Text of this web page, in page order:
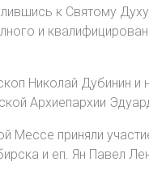
к Святому
и
Николай Дубинин
Архиепархии
Мессе приняли
и еп. Ян Павел